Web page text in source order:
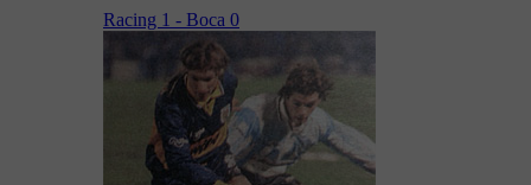
Racing 1 - Boca 0